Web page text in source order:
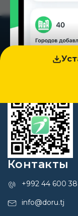
Контакты
+992 44 600
info@doru.tj